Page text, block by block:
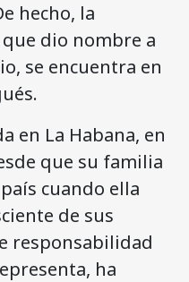
hecho, la
dio nombre a
se encuentra en
en La Habana, en
que su familia
cuando ella
de sus
responsabilidad
ha